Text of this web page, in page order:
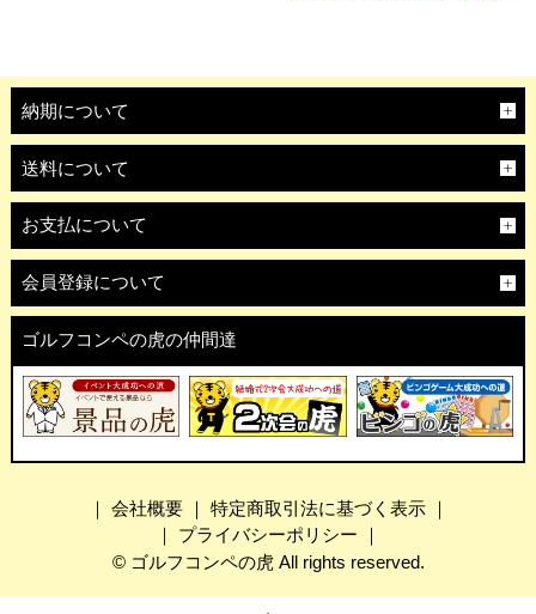
納期について
送料について
お支払について
会員登録について
ゴルフコンペの虎の仲間達
会社概要｜ 特定商取引法に基づく表示｜
プライバシーポリシー
© ゴルフコンペの虎 All rights reserved.